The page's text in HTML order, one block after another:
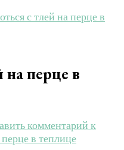
с тлей на перце в
на перце в
комментарий к
в теплице